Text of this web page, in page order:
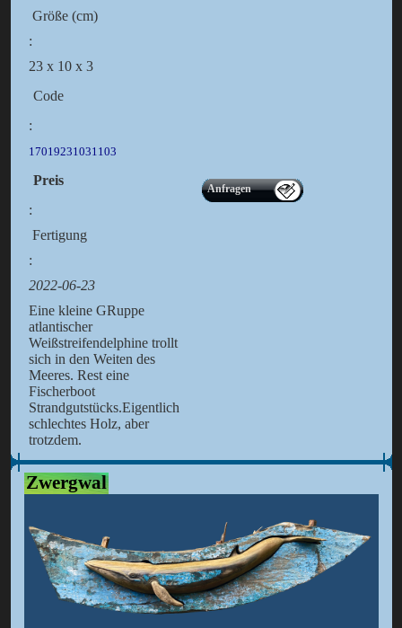
Größe (cm)
:
23 x 10 x 3
Code
:
17019231031103
Preis
:
Anfragen
Fertigung
:
2022-06-23
Eine kleine GRuppe
atlantischer
Weißstreifendelphine trollt
sich in den Weiten des
Meeres. Rest eine
Fischerboot
Strandgutstücks.Eigentlich
schlechtes Holz, aber
trotzdem.
Zwergwal